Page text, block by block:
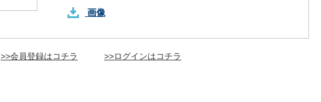
画像
>>会員登録はコチラ >>ログインはコチラ